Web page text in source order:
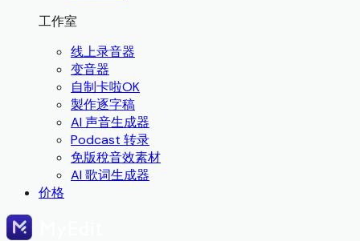
工作室
线上录音器
变音器
自制卡啦OK
製作逐字稿
AI 声音生成器
Podcast 转录
免版稅音效素材
AI 歌词生成器
价格